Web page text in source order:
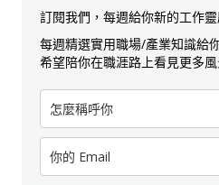
訂閱我們，每週給你新的工作
每週精選實用職場/產業知識給
希望陪你在職涯路上看見更多